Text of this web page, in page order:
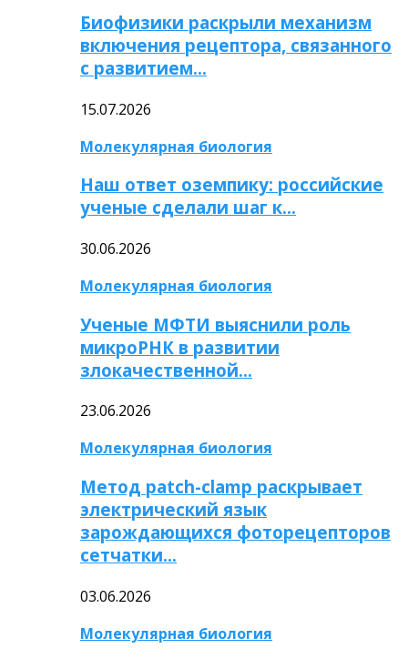
Биофизики раскрыли механизм
включения рецептора, связанного
с развитием…
15.07.2026
Молекулярная биология
Наш ответ оземпику: российские
ученые сделали шаг к…
30.06.2026
Молекулярная биология
Ученые МФТИ выяснили роль
микроРНК в развитии
злокачественной…
23.06.2026
Молекулярная биология
Метод patch-clamp раскрывает
электрический язык
зарождающихся фоторецепторов
сетчатки…
03.06.2026
Молекулярная биология